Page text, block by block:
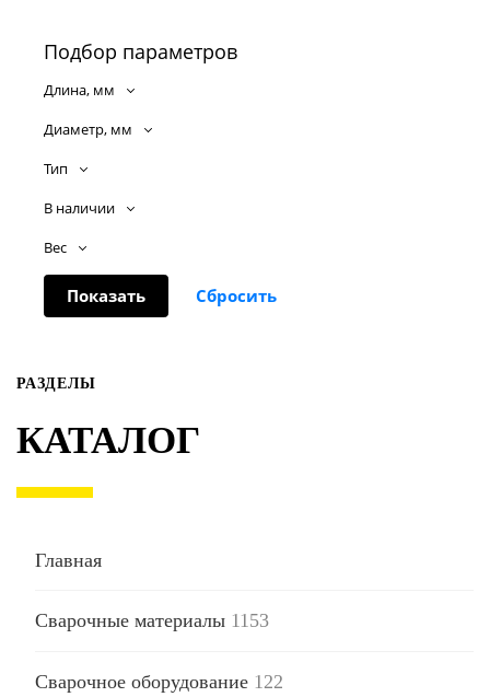
Подбор параметров
Длина, мм
Диаметр, мм
Тип
В наличии
Вес
РАЗДЕЛЫ
КАТАЛОГ
Главная
Сварочные материалы 1153
Сварочное оборудование 122